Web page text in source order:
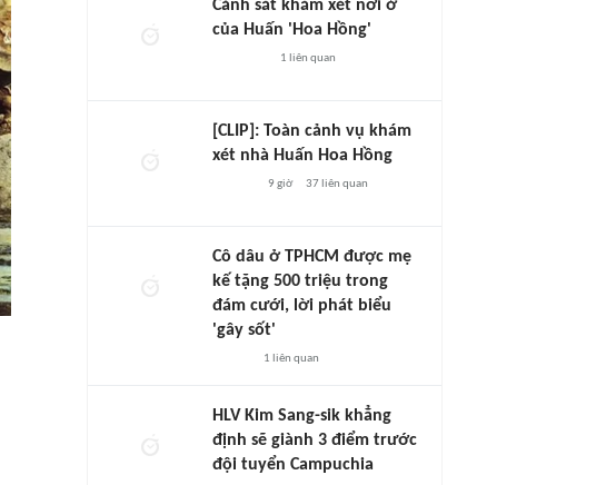
Cảnh sát khám xét nơi ở
của Huấn 'Hoa Hồng'
1 liên quan
[CLIP]: Toàn cảnh vụ khám
xét nhà Huấn Hoa Hồng
9 giờ 37liên quan
Cô dâu ở TPHCM được mẹ
kế tặng 500 triệu trong
đám cưới, lời phát biểu
'gây sốt'
1 liên quan
HLV Kim Sang-sik khẳng
định sẽ giành 3 điểm trước
đội tuyển Campuchia